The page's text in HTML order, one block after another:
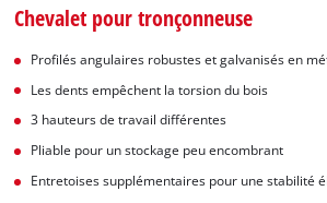
Chevalet pour tronçonneuse
Profilés angulaires robustes et galvanisés en
Les dents empêchent la torsion du bois
3 hauteurs de travail différentes
Pliable pour un stockage peu encombrant
Entretoises supplémentaires pour une stabilité